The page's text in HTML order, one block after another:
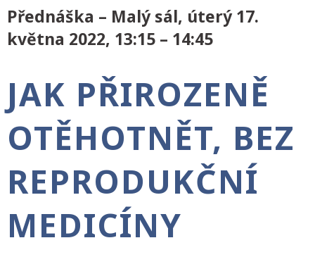
Přednáška – Malý sál, úterý 17.
května 2022, 13:15 – 14:45
JAK PŘIROZENĚ
OTĚHOTNĚT, BEZ
REPRODUKČNÍ
MEDICÍNY